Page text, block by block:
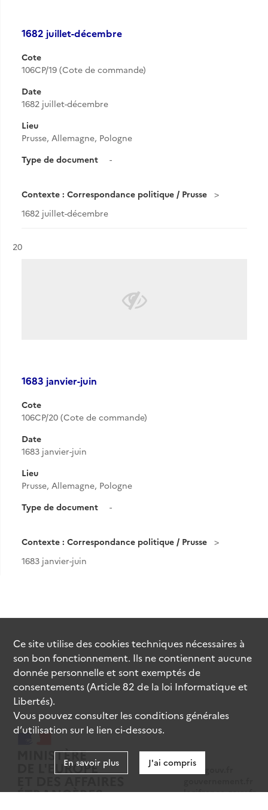
1682 juillet-décembre
Cote
106CP/19 (Cote de commande)
Date
1682 juillet-décembre
Lieu
Prusse, Allemagne, Pologne
Type de document
-
Contexte : Correspondance politique / Prusse
1682 juillet-décembre
Résultat n°
20
1683 janvier-juin
Cote
106CP/20 (Cote de commande)
Date
1683 janvier-juin
Lieu
Prusse, Allemagne, Pologne
Type de document
-
Contexte : Correspondance politique / Prusse
1683 janvier-juin
data.gouv.fr
legifrance.gouv.fr
Ce site utilise descookiestechniques nécessaires à
son bon fonctionnement. Ils ne contiennent aucune
donnée personnelle et sont exemptés de
consentements (Article 82 de la loi Informatique et
Libertés).
Vous pouvez consulter les conditions générales
d’utilisation sur le lien ci-dessous.
En savoir plus J'ai compris